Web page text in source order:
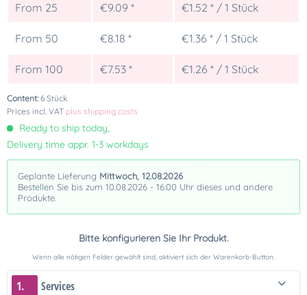
From 25 €9.09 * €1.52 * / 1 Stück
From 50 €8.18 * €1.36 * / 1 Stück
From 100 €7.53 * €1.26 * / 1 Stück
Content: 6 Stück
Prices incl. VAT plus shipping costs
Ready to ship today,
Delivery time appr. 1-3 workdays
Geplante Lieferung Mittwoch, 12.08.2026
Bestellen Sie bis zum 10.08.2026 - 16:00 Uhr dieses und andere
Produkte.
Bitte konfigurieren Sie Ihr Produkt.
Wenn alle nötigen Felder gewählt sind, aktiviert sich der Warenkorb-Button.
1. Services